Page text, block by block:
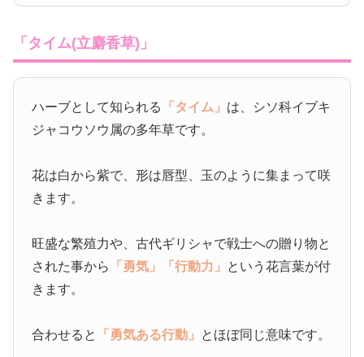
「タイム(立麝香草)」
ハーブとして知られる 「タイム」 は、シソ科イブキ
ジャコウソウ属の多年草です。
花は白から紫で、形は唇型、玉のように集まって咲
きます。
旺盛な繁殖力や、古代ギリシャで戦士への贈り物と
された事から
「勇気」 「行動力」 という花言葉が付
きます。
合わせると 「勇気ある行動」 とほぼ同じ意味です。